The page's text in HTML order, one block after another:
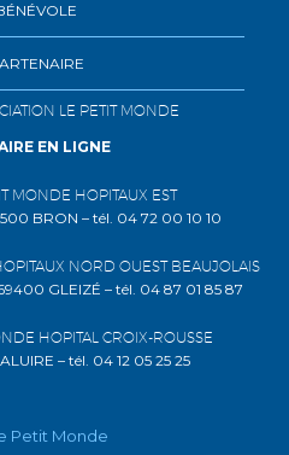
LE PETIT MONDE
EN LIGNE
MONDE HOPITAUX EST
BRON – tél. 04 72 00 10 10
NORD OUEST BEAUJOLAIS
GLEIZÉ – tél. 04 87 01 85 87
HOPITAL CROIX-ROUSSE
– tél. 04 12 05 25 25
Petit Monde